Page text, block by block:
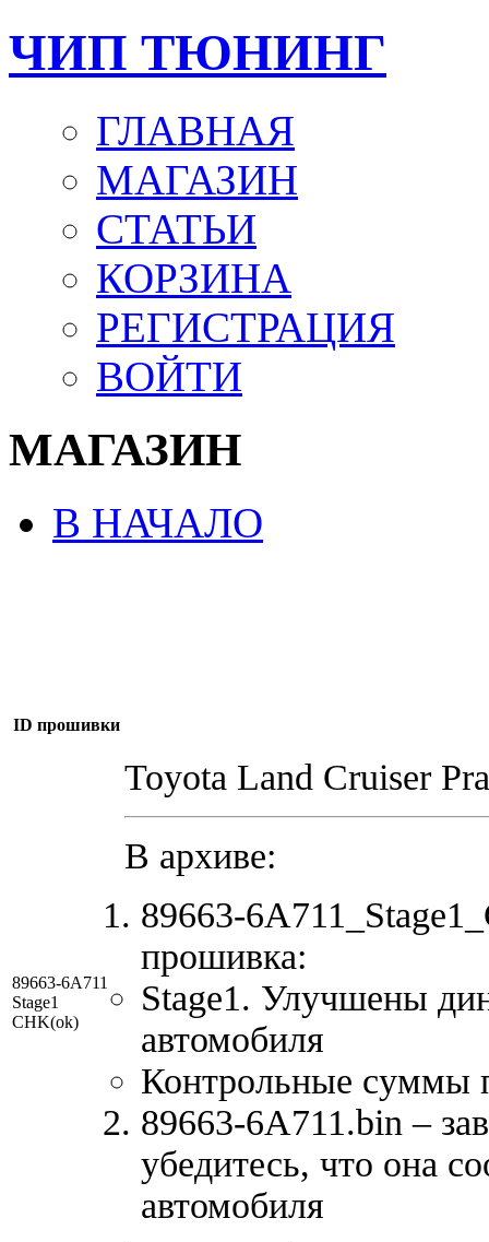
ЧИП ТЮНИНГ
ГЛАВНАЯ
МАГАЗИН
СТАТЬИ
КОРЗИНА
РЕГИСТРАЦИЯ
ВОЙТИ
МАГАЗИН
В НАЧАЛО
ID прошивки
89663-6A711
Stage1
CHK(ok)
Toyota Land Cruiser
В архиве:
89663-
прошивка:
Stage1. Улучшены
автомобиля
Контрольные суммы
89663-6A711.bin –
убедитесь, что она
автомобиля